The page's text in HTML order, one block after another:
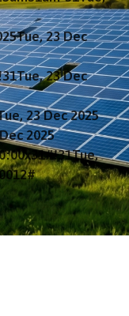
23 Dec
23 Dec
23 Dec 2025
2025